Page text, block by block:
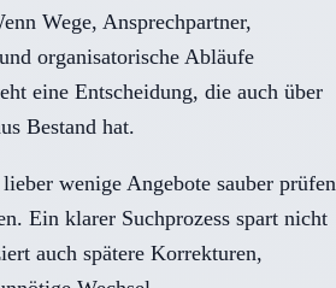
Wege, Ansprechpartner,
organisatorische Abläufe
eine Entscheidung, die auch über
Bestand hat.
wenige Angebote sauber prüfen
Ein klarer Suchprozess spart nicht
auch spätere Korrekturen,